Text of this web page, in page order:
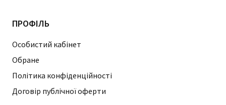
ПРОФІЛЬ
Особистий кабінет
Обране
Політика конфіденційності
Договір публічної оферти